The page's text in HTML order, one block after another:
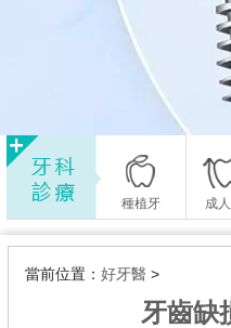
種植牙 成
當前位置： 好牙醫 >
牙齒缺